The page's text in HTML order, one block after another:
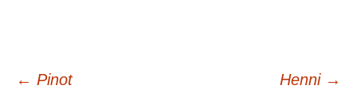
Beitragsnavigation
← Pinot Henni →